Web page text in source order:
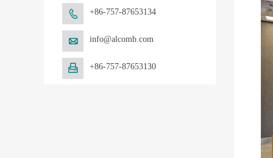
 +86-757-87653134
 info@alcomb.com
 +86-757-87653130